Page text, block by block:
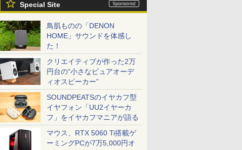
Special Site
鳥肌ものの「DENON
HOME」サウンドを体感し
た！
クリエイティブが作った2万
円台の“小さなピュアオーデ
ィオスピーカー”
SOUNDPEATSのイヤカフ型
イヤフォン「UU2イヤーカ
フ」をイヤカフマニアが語る
マウス、RTX 5060 Ti搭載ゲ
ーミングPCが7万5,000円オ